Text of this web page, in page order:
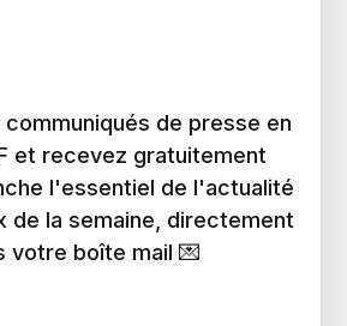
de presse en
et recevez gratuitement
l'essentiel de l'actualité
de la semaine, directement
votre boîte mail 💌